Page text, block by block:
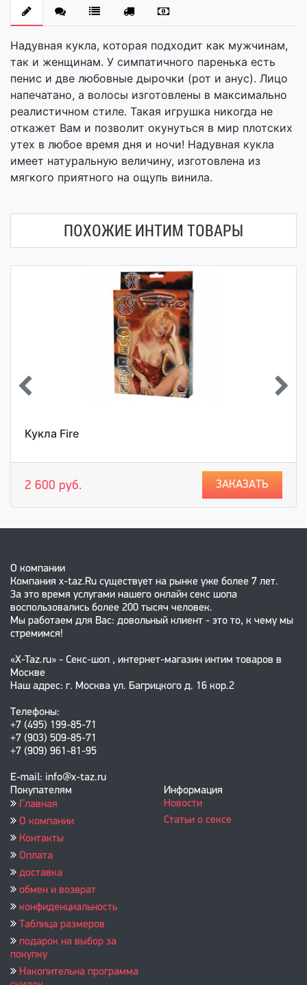
Надувная кукла, которая подходит как мужчинам,
так и женщинам. У симпатичного паренька есть
пенис и две любовные дырочки (рот и анус). Лицо
напечатано, а волосы изготовлены в максимально
реалистичном стиле. Такая игрушка никогда не
откажет Вам и позволит окунуться в мир плотских
утех в любое время дня и ночи! Надувная кукла
имеет натуральную величину, изготовлена из
мягкого приятного на ощупь винила.
ПОХОЖИЕ ИНТИМ ТОВАРЫ
Кукла Fire
2 600 руб. ЗАКАЗАТЬ
О компании
Компания x-taz.Ru существует на рынке уже более 7 лет.
За это время услугами нашего онлайн секс шопа
воспользовались более 200 тысяч человек.
Мы работаем для Вас: довольный клиент - это то, к чему мы
стремимся!
«X-Taz.ru» - Секс-шоп , интернет-магазин интим товаров в
Москве
Наш адрес: г. Москва ул. Багрицкого д. 16 кор.2
Телефоны:
+7 (495) 199-85-71
+7 (903) 509-85-71
+7 (909) 961-81-95
E-mail: info@x-taz.ru
Покупателям
Главная
О компании
Контакты
Оплата
доставка
обмен и возврат
конфиденциальность
Таблица размеров
подарок на выбор за
покупку
Накопительна программа
Информация
Новости
Статьи о сексе